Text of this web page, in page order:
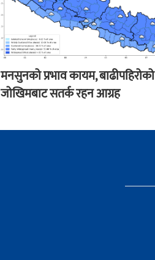
मनसुनको प्रभाव कायम, बाढीपहिरोको
जोखिमबाट सतर्क रहन आग्रह